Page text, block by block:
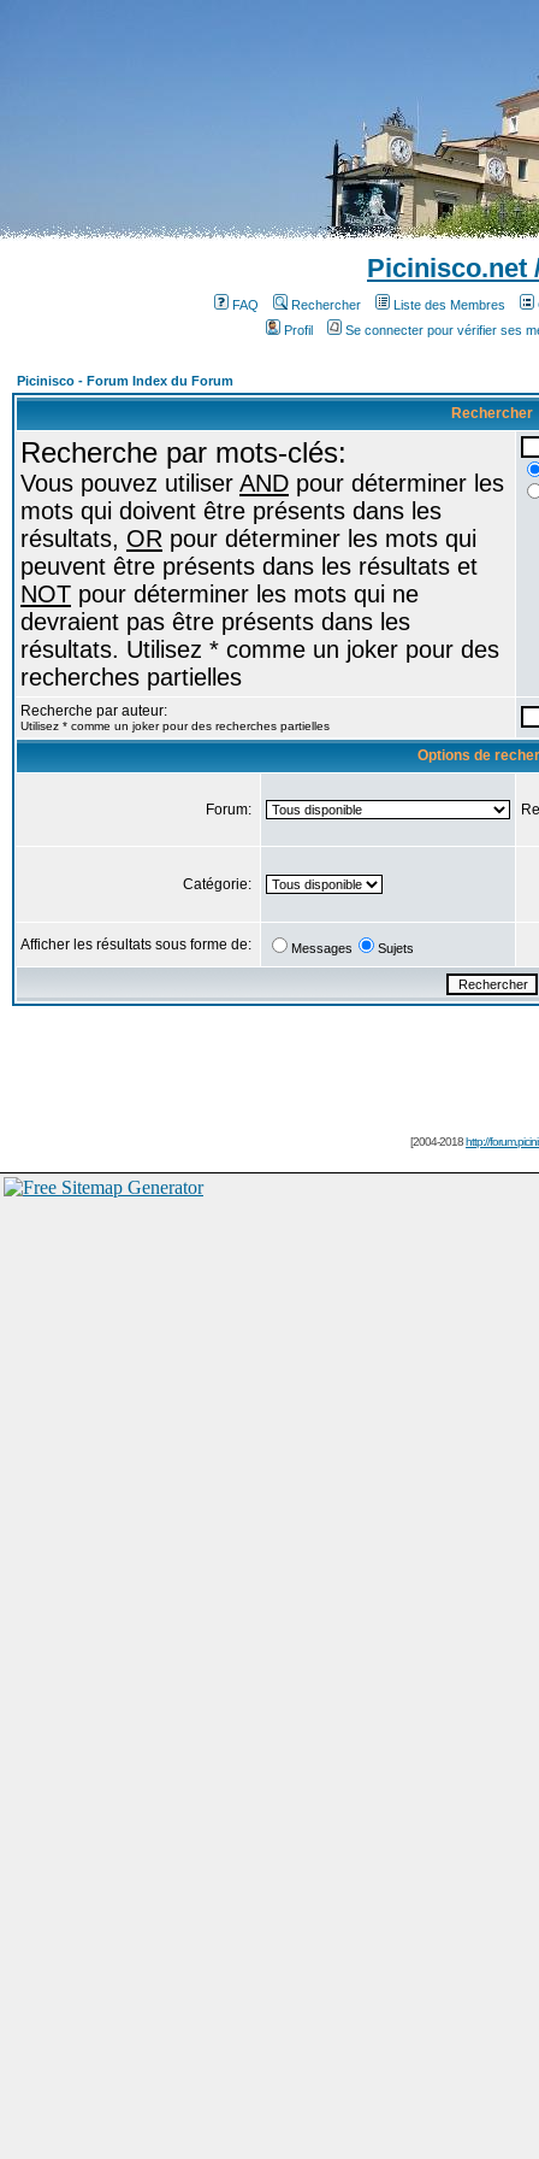
Picinisco.net
FAQ Rechercher Liste des Membres
Profil
Se connecter pour vérifier ses
Picinisco - Forum Index du Forum
Rechercher
Recherche par mots-clés:
Vous pouvez utiliser AND pour déterminer les
mots qui doivent être présents dans les
résultats, OR pour déterminer les mots qui
peuvent être présents dans les résultats et
NOT pour déterminer les mots qui ne
devraient pas être présents dans les
résultats. Utilisez * comme un joker pour des
recherches partielles
Recherche par auteur:
Utilisez * comme un joker pour des recherches partielles
Options de
Forum:
Catégorie:
Afficher les résultats sous forme de: Messages Sujets
[2004-2018http://